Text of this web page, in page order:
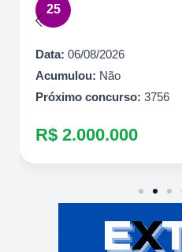
25
Data: 06/08/2026
Acumulou: Não
Próximo concurso: 3756
R$ 2.000.000